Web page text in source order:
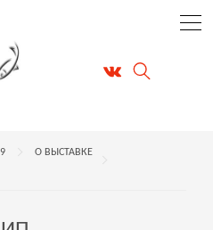
О ВЫСТАВКЕ